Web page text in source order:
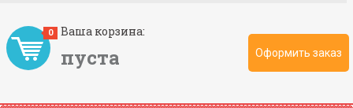
Ваша корзина:
пуста
0
Оформить заказ